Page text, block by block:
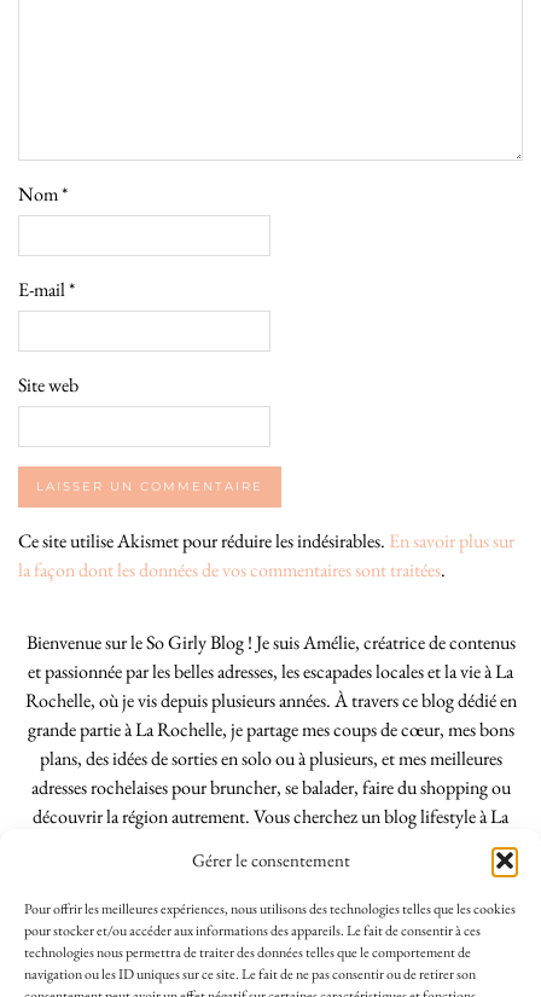
Gérer le consentement
Pour offrir les meilleures expériences, nous utilisons des technologies telles que les cookies
pour stocker et/ou accéder aux informations des appareils. Le fait de consentir à ces
technologies nous permettra de traiter des données telles que le comportement de
navigation ou les ID uniques sur ce site. Le fait de ne pas consentir ou de retirer son
Nom*
E-mail*
Site web
Ce site utilise Akismet pour réduire les indésirables. En savoir plus sur
la façon dont les données de vos commentaires sont traitées.
Bienvenue sur le So Girly Blog ! Je suis Amélie, créatrice de contenus
et passionnée par les belles adresses, les escapades locales et la vie à La
Rochelle, où je vis depuis plusieurs années. À travers ce blog dédié en
grande partie à La Rochelle, je partage mes coups de cœur, mes bons
plans, des idées de sorties en solo ou à plusieurs, et mes meilleures
adresses rochelaises pour bruncher, se balader, faire du shopping ou
découvrir la région autrement. Vous cherchez un blog lifestyle à La
Rochelle, tenu par une locale ? Vous êtes au bon endroit. Que vous
soyez Rochelais·e ou de passage dans notre belle ville, j’espère que mes
articles vous aideront à profiter de La Rochelle comme un·e vrai·e
initié·e. !